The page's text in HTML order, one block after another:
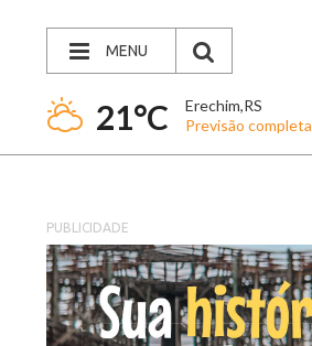
MENU
21°C
Erechim,RS
Previsão completa
PUBLICIDADE